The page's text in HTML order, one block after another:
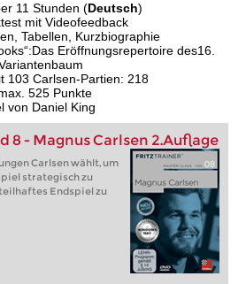
11 Stunden (Deutsch)
mit Videofeedback
Tabellen, Kurzbiographie
Eröffnungsrepertoire des16.
103 Carlsen-Partien: 218
525 Punkte
von Daniel King
8 - Magnus Carlsen 2.Auflage
Carlsen wählt, um
strategisch zu
Endspiel zu